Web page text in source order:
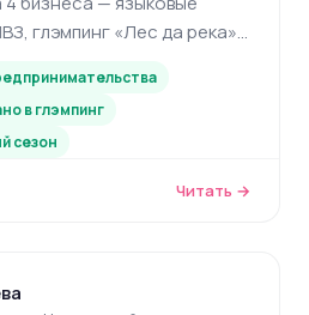
глэмпинг «Лес да река» и
в глэмпинг
сезон
Читать →